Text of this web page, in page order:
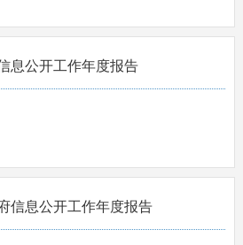
息公开工作年度报告
信息公开工作年度报告